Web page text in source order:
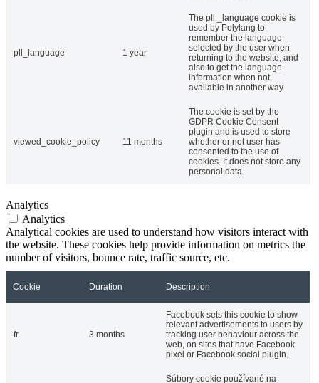
pll_language 1 year
The pll _language cookie is
used by Polylang to
remember the language
selected by the user when
returning to the website, and
also to get the language
information when not
available in another way.
viewed_cookie_policy 11 months
The cookie is set by the
GDPR Cookie Consent
plugin and is used to store
whether or not user has
consented to the use of
cookies. It does not store any
personal data.
Analytics
Analytics
Analytical cookies are used to understand how visitors interact with
the website. These cookies help provide information on metrics the
number of visitors, bounce rate, traffic source, etc.
Cookie Duration Description
fr 3 months
Facebook sets this cookie to show
relevant advertisements to users by
tracking user behaviour across the
web, on sites that have Facebook
pixel or Facebook social plugin.
Súbory cookie používané na